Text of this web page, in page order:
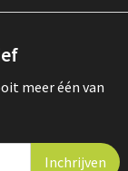
meer één van